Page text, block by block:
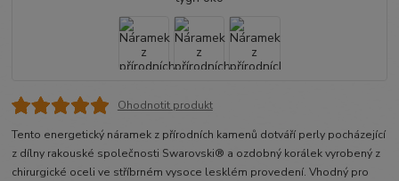
Ohodnotit produkt
Tento energetický náramek z přírodních kamenů dotváří perly pocházející
z dílny rakouské společnosti Swarovski® a ozdobný korálek vyrobený z
chirurgické oceli ve stříbrném vysoce lesklém provedení. Vhodný pro